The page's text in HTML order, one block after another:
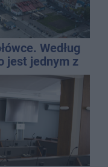
Według
jest jednym z